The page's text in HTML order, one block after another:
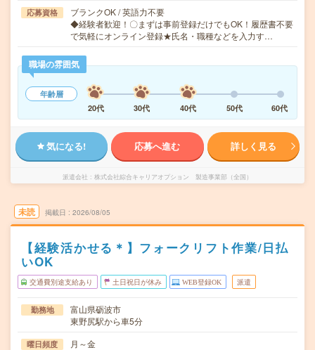
応募資格
ブランクOK / 英語力不要
◆経験者歓迎！〇まずは事前登録だけでもOK！履歴書不要
で気軽にオンライン登録★氏名・職種などを入力す…
職場の雰囲気
年齢層
20代
30代 40代 50代 60代
気になる! 応募へ進む 詳しく見る
派遣会社 株式会社綜合キャリアオプション 製造事業部（全国）
未読 掲載日 2026/08/05
【経験活かせる＊】フォークリフト作業/日払
いOK
交通費別途支給あり 土日祝日が休み WEB登録OK 派遣
勤務地
富山県砺波市
東野尻駅から車5分
曜日頻度 月～金